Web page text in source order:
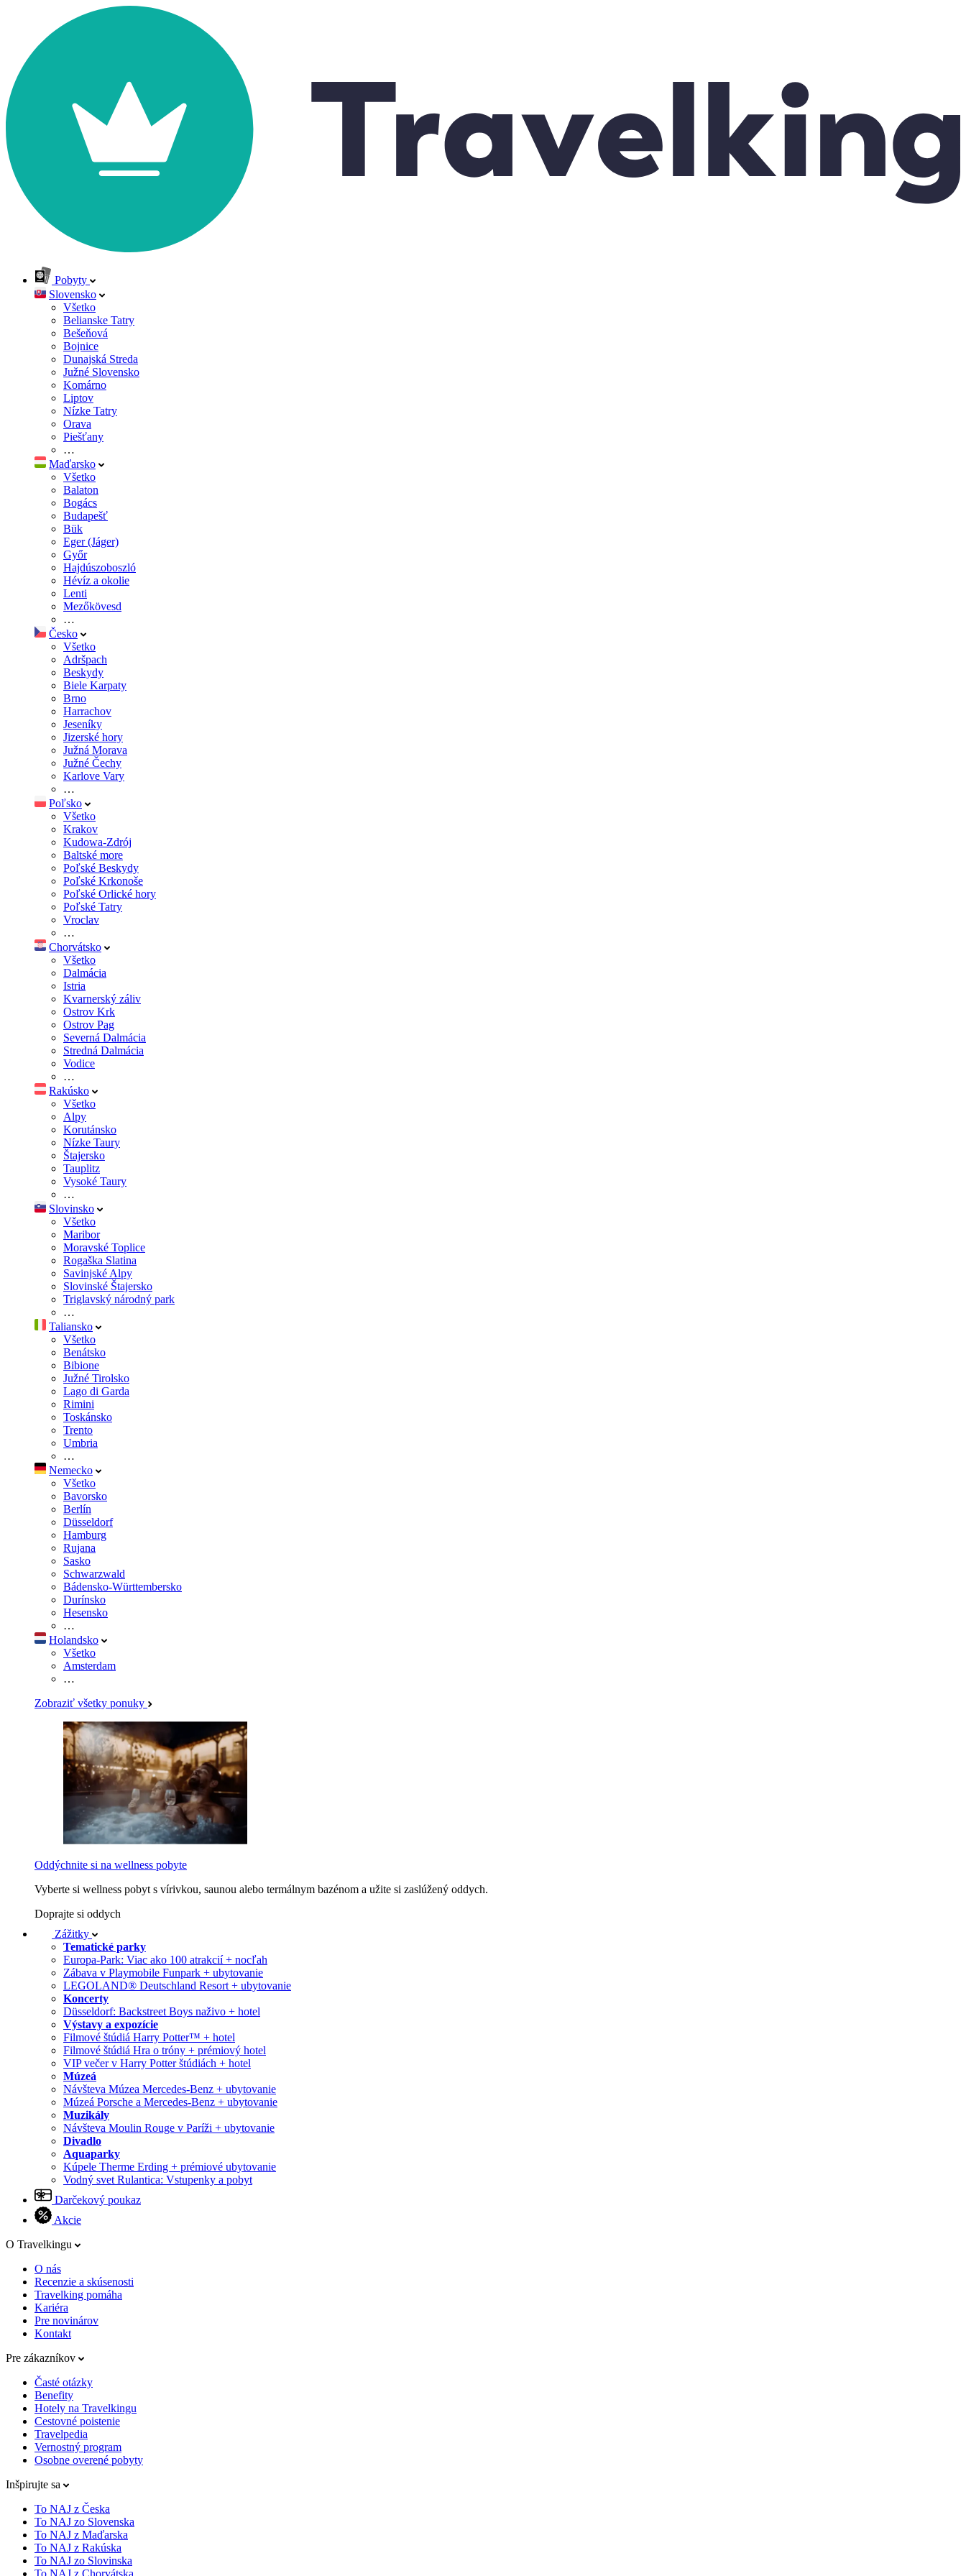
Pobyty
Slovensko
Všetko
Belianske Tatry
Bešeňová
Bojnice
Dunajská Streda
Južné Slovensko
Komárno
Liptov
Nízke Tatry
Orava
Piešťany
…
Maďarsko
Všetko
Balaton
Bogács
Budapešť
Bük
Eger (Jáger)
Győr
Hajdúszoboszló
Hévíz a okolie
Lenti
Mezőkövesd
…
Česko
Všetko
Adršpach
Beskydy
Biele Karpaty
Brno
Harrachov
Jeseníky
Jizerské hory
Južná Morava
Južné Čechy
Karlove Vary
…
Poľsko
Všetko
Krakov
Kudowa-Zdrój
Baltské more
Poľské Beskydy
Poľské Krkonoše
Poľské Orlické hory
Poľské Tatry
Vroclav
…
Chorvátsko
Všetko
Dalmácia
Istria
Kvarnerský záliv
Ostrov Krk
Ostrov Pag
Severná Dalmácia
Stredná Dalmácia
Vodice
…
Rakúsko
Všetko
Alpy
Korutánsko
Nízke Taury
Štajersko
Tauplitz
Vysoké Taury
…
Slovinsko
Všetko
Maribor
Moravské Toplice
Rogaška Slatina
Savinjské Alpy
Slovinské Štajersko
Triglavský národný park
…
Taliansko
Všetko
Benátsko
Bibione
Južné Tirolsko
Lago di Garda
Rimini
Toskánsko
Trento
Umbria
…
Nemecko
Všetko
Bavorsko
Berlín
Düsseldorf
Hamburg
Rujana
Sasko
Schwarzwald
Bádensko-Württembersko
Durínsko
Hesensko
…
Holandsko
Všetko
Amsterdam
…
Zobraziť všetky ponuky
Oddýchnite si na wellness pobyte
Vyberte si wellness pobyt s vírivkou, saunou alebo termálnym bazénom a užite si zaslúžený oddych.
Doprajte si oddych
Zážitky
Tematické parky
Europa-Park: Viac ako 100 atrakcií + nocľah
Zábava v Playmobile Funpark + ubytovanie
LEGOLAND® Deutschland Resort + ubytovanie
Koncerty
Düsseldorf: Backstreet Boys naživo + hotel
Výstavy a expozície
Filmové štúdiá Harry Potter™ + hotel
Filmové štúdiá Hra o tróny + prémiový hotel
VIP večer v Harry Potter štúdiách + hotel
Múzeá
Návšteva Múzea Mercedes-Benz + ubytovanie
Múzeá Porsche a Mercedes-Benz + ubytovanie
Muzikály
Návšteva Moulin Rouge v Paríži + ubytovanie
Divadlo
Aquaparky
Kúpele Therme Erding + prémiové ubytovanie
Vodný svet Rulantica: Vstupenky a pobyt
Darčekový poukaz
Akcie
O Travelkingu
O nás
Recenzie a skúsenosti
Travelking pomáha
Kariéra
Pre novinárov
Kontakt
Pre zákazníkov
Časté otázky
Benefity
Hotely na Travelkingu
Cestovné poistenie
Travelpedia
Vernostný program
Osobne overené pobyty
Inšpirujte sa
To NAJ z Česka
To NAJ zo Slovenska
To NAJ z Maďarska
To NAJ z Rakúska
To NAJ zo Slovinska
To NAJ z Chorvátska